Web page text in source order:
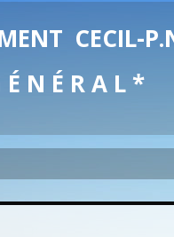
N É R A L *
CECIL-